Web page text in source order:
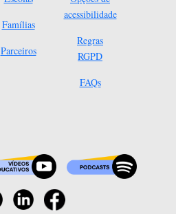
Famílias
Parceiros
acessibilidade
Regras
RGPD
FAQs